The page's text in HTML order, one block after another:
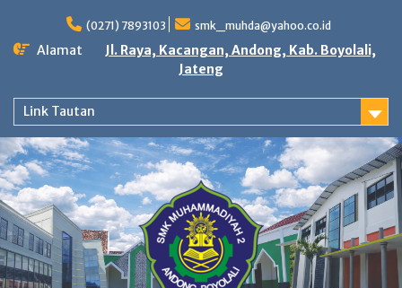
content
(0271) 7893103 smk_muhda@yahoo.co.id
Alamat
Jl. Raya, Kacangan, Andong, Kab. Boyolali,
Jateng
Link Tautan